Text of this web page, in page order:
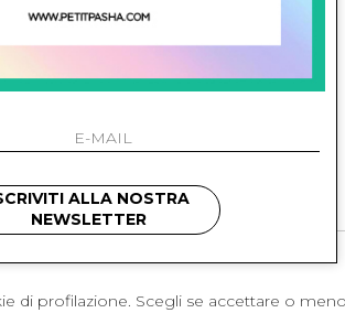
ALLA NOSTRA
NEWSLETTER
di profilazione. Scegli se accettare o